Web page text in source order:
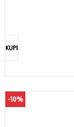
KUPI
-10%